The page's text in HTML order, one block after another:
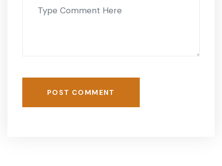
POST COMMENT